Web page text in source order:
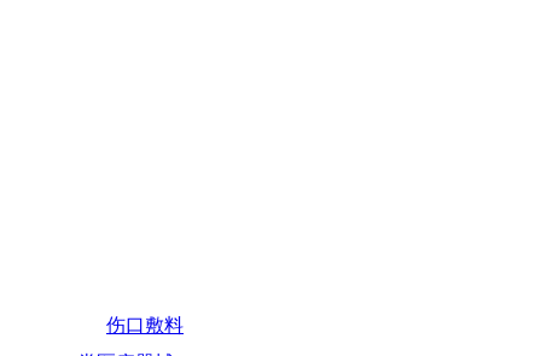
伤口敷料